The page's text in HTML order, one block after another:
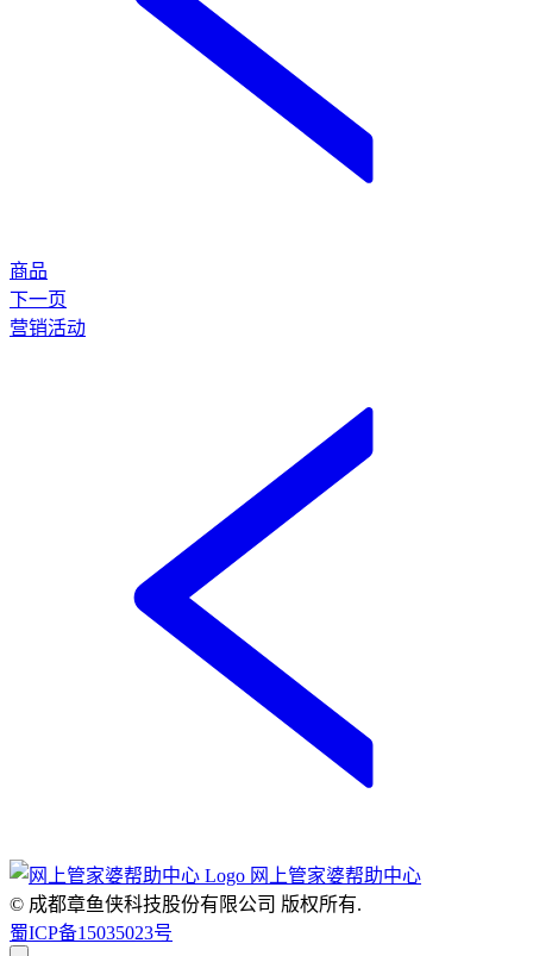
商品
下一页
营销活动
网上管家婆帮助中心
© 成都章鱼侠科技股份有限公司 版权所有.
蜀ICP备15035023号